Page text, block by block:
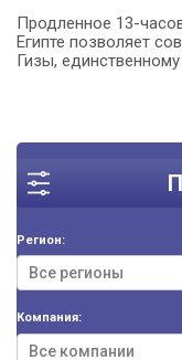
Регион:
Компания:
Продленное 13-
Египте позволяет
Гизы,